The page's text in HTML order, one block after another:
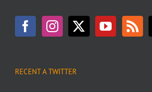
RECENT A TWITTER